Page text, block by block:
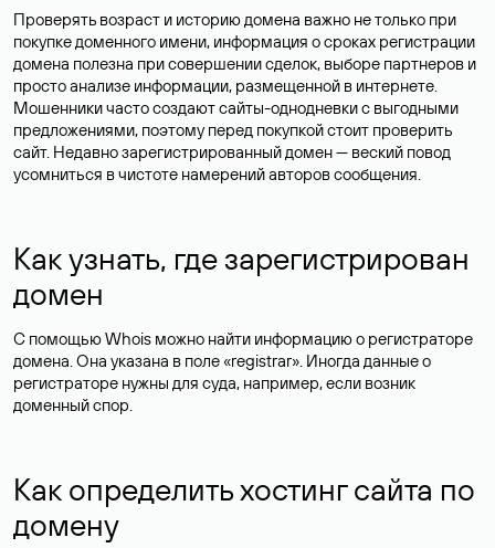
Проверять возраст и историю домена важно не только при
покупке доменного имени, информация о сроках регистрации
домена полезна при совершении сделок, выборе партнеров и
просто анализе информации, размещенной в интернете.
Мошенники часто создают сайты-однодневки с выгодными
предложениями, поэтому перед покупкой стоит проверить
сайт. Недавно зарегистрированный домен — веский повод
усомниться в чистоте намерений авторов сообщения.
Как узнать, где зарегистрирован
домен
С помощью Whois можно найти информацию о регистраторе
домена. Она указана в поле «registrar». Иногда данные о
регистраторе нужны для суда, например, если возник
доменный спор.
Как определить хостинг сайта по
домену